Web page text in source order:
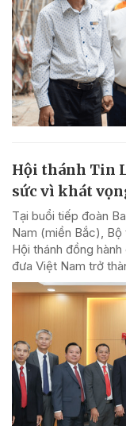
Hội thánh Tin
sức vì khát
Tại buổi tiếp đoàn
Nam (miền Bắc),
Hội thánh đồng
đưa Việt Nam trở